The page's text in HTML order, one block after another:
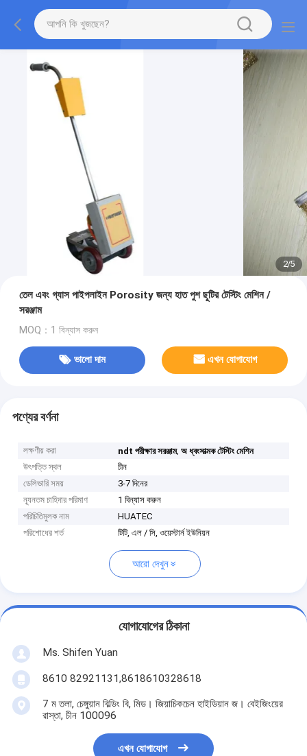
2/5
তেল এবং গ্যাস পাইপলাইন Porosity জন্য হাত পুশ ছুটির টেস্টিং মেশিন /
সরঞ্জাম
MOQ：1 বিন্যাস করুন
ভালো দাম এখন যোগাযোগ
পণ্যের বর্ণনা
লক্ষণীয় করা ndt পরীক্ষার সরঞ্জাম,অ ধ্বংসাত্মক টেস্টিং মেশিন
উৎপত্তি স্থল
চীন
ডেলিভারি সময়
3-7 দিনের
ন্যূনতম চাহিদার পরিমাণ
1 বিন্যাস করুন
পরিচিতিমুলক নাম
HUATEC
পরিশোধের শর্ত
টিটি, এল / সি, ওয়েস্টার্ন ইউনিয়ন
আরো দেখুন
যোগাযোগের ঠিকানা
Ms. Shifen Yuan
8610 82921131,8618610328618
7 ম তলা, চেঙ্গুয়ান বিল্ডিং বি, মিড। জিয়াচিকচেন হাইডিয়ান জ। বেইজিংয়ের
রাস্তা, চীন 100096
এখন যোগাযোগ